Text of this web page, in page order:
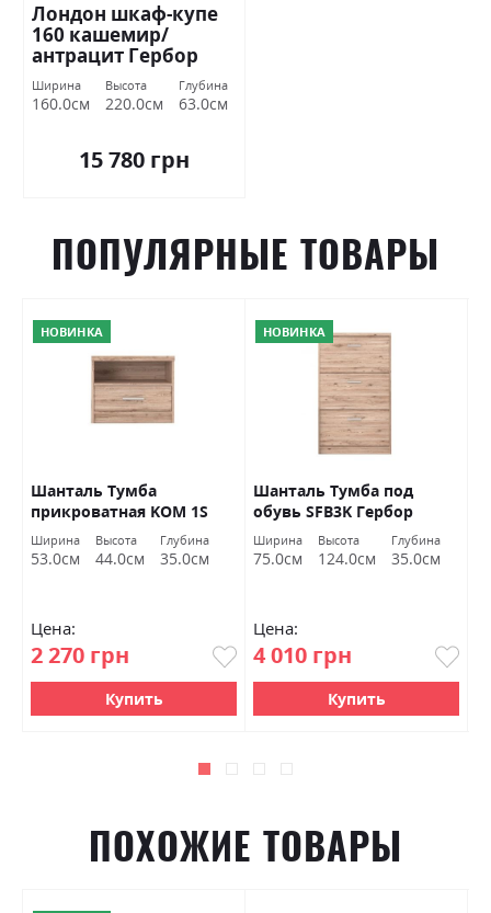
Лондон шкаф-купе
160 кашемир/
антрацит Гербор
Україна
Ширина
160.0см
Высота
220.0см
Глубина
63.0см
15 780 грн
ПОПУЛЯРНЫЕ ТОВАРЫ
НОВИНКА
Шанталь Тумба
прикроватная KOM 1S
Гербор
Ширина
53.0см
Высота
44.0см
Глубина
35.0см
Цена:
2 270 грн
Купить
НОВИНКА
Шанталь Тумба под
обувь SFB3K Гербор
Ширина
75.0см
Высота
124.0см
Глубина
35.0см
Цена:
4 010 грн
Купить
ПОХОЖИЕ ТОВАРЫ